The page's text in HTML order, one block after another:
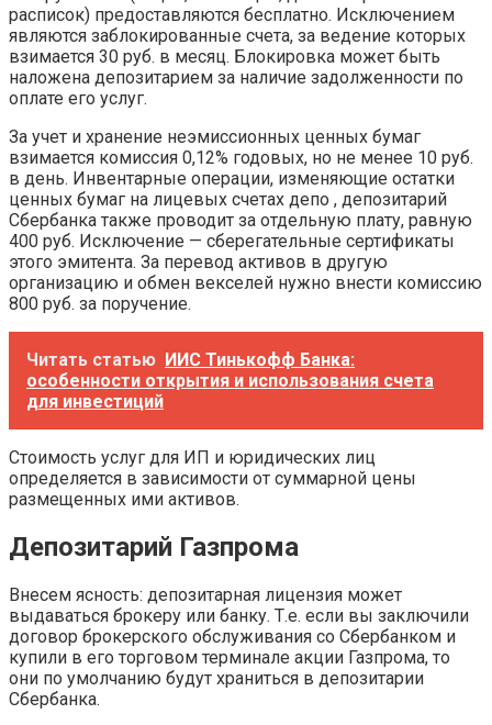
расписок) предоставляются бесплатно. Исключением
являются заблокированные счета, за ведение которых
взимается 30 руб. в месяц. Блокировка может быть
наложена депозитарием за наличие задолженности по
оплате его услуг.
За учет и хранение неэмиссионных ценных бумаг
взимается комиссия 0,12% годовых, но не менее 10 руб.
в день. Инвентарные операции, изменяющие остатки
ценных бумаг на лицевых счетах депо , депозитарий
Сбербанка также проводит за отдельную плату, равную
400 руб. Исключение — сберегательные сертификаты
этого эмитента. За перевод активов в другую
организацию и обмен векселей нужно внести комиссию
800 руб. за поручение.
Читать статью ИИС Тинькофф Банка:
особенности открытия и использования счета
для инвестиций
Стоимость услуг для ИП и юридических лиц
определяется в зависимости от суммарной цены
размещенных ими активов.
Депозитарий Газпрома
Внесем ясность: депозитарная лицензия может
выдаваться брокеру или банку. Т.е. если вы заключили
договор брокерского обслуживания со Сбербанком и
купили в его торговом терминале акции Газпрома, то
они по умолчанию будут храниться в депозитарии
Сбербанка.